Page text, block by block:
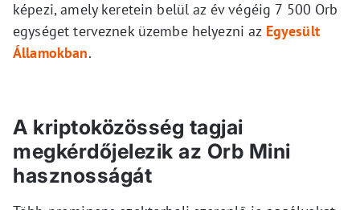
képezi, amely keretein belül az év végéig 7 500 Orb
egységet terveznek üzembe helyezni az Egyesült
Államokban.
A kriptoközösség tagjai
megkérdőjelezik az Orb Mini
hasznosságát